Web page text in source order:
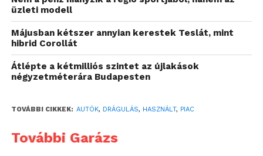
vásárolni. Ezzel szemben idén már ugyanezek az
adatok 14 505 900 és 4 088 900 Ft-ra emelkedtek.Ez
4-5%-os átlagos drágulást jelent az új és a
használt autók piacán is.
közben a legkeresettebb használt autók esetében az
átlagéletkor emelkedett, igaz minimális mértékben,
üzleti modell
Májusban kétszer annyian kerestek Teslát, mint
hibrid Corollát
Átlépte a kétmilliós szintet az újlakások
négyzetméterára Budapesten
TOVÁBBI CIKKEK: AUTÓK, DRÁGULÁS, HASZNÁLT, PIAC
További Garázs